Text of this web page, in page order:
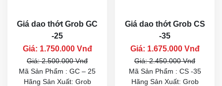
Giá dao thớt Grob GC
-25
Giá: 1.750.000 Vnđ
Giá: 2.500.000 Vnđ
Mã Sản Phẩm : GC – 25
Hãng Sản Xuất: Grob
Giá dao thớt Grob CS
-35
Giá: 1.675.000 Vnđ
Giá: 2.450.000 Vnđ
Mã Sản Phẩm : CS -35
Hãng Sản Xuất: Grob